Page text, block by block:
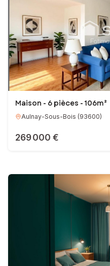
Maison - 6 pièces - 106m²
Aulnay-Sous-Bois (93600)
269 000 €